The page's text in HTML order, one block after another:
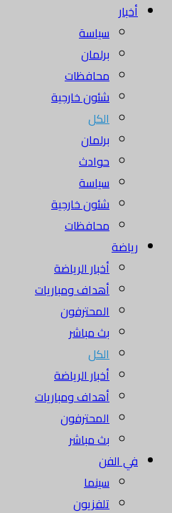
أخبار
سياسة
برلمان
محافظات
شئون خارجية
الكل
برلمان
حوادث
سياسة
شئون خارجية
محافظات
رياضة
أخبار الرياضة
أهداف ومباريات
المحترفون
بث مباشر
الكل
أخبار الرياضة
أهداف ومباريات
المحترفون
بث مباشر
في الفن
سينما
تلفزيون